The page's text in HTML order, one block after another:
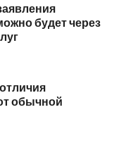
будет через
обычной